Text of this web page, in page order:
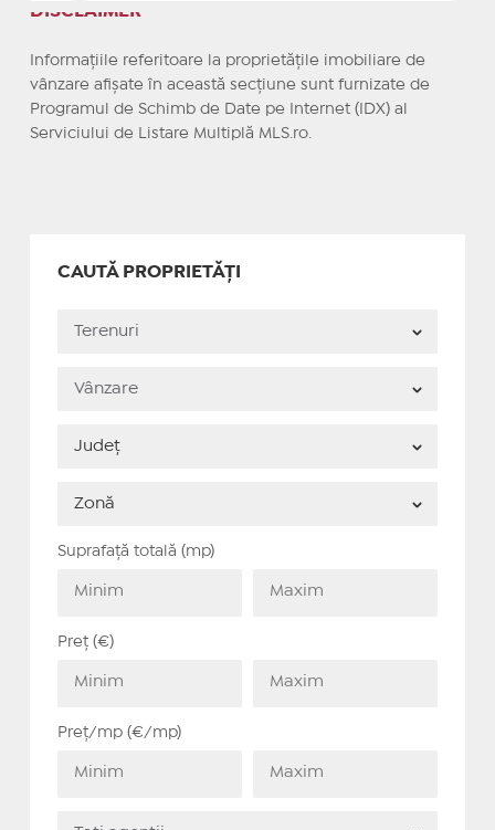
DISCLAIMER
Informațiile referitoare la proprietățile imobiliare de
vânzare afișate în această secțiune sunt furnizate de
Programul de Schimb de Date pe Internet (IDX) al
Serviciului de Listare Multiplă MLS.ro.
CAUTĂ PROPRIETĂȚI
Suprafață totală (mp)
Preț (€)
Preț/mp (€/mp)